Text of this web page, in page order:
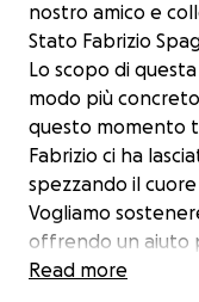
nostro amico e
Stato Fabrizio
Lo scopo di
modo più
questo momento
Fabrizio ci ha
spezzando il
Vogliamo
offrendo un aiuto
tempo stesso
Read more